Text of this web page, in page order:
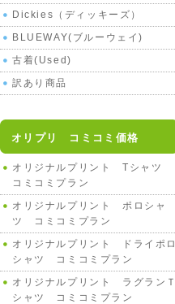
Dickies（ディッキーズ）
BLUEWAY(ブルーウェイ)
古着(Used)
訳あり商品
オリプリ コミコミ価格
オリジナルプリント Tシャツ
コミコミプラン
オリジナルプリント ポロシャ
ツ コミコミプラン
オリジナルプリント ドライポロ
シャツ コミコミプラン
オリジナルプリント ラグランＴ
シャツ コミコミプラン